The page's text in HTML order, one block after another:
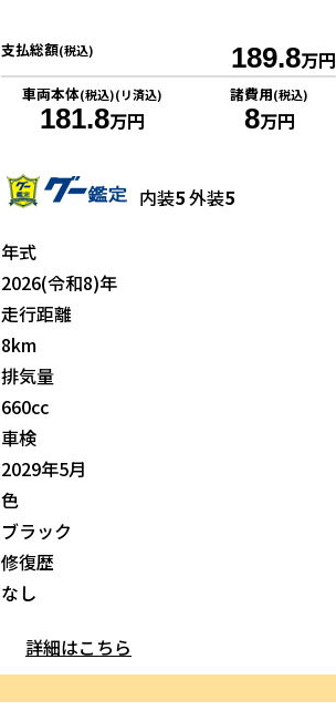
支払総額(税込) 189.8万円
車両本体(税込)(リ済込)
181.8万円
諸費用(税込)
8万円
内装5外装5
年式
2026(令和8)年
走行距離
8km
排気量
660cc
車検
2029年5月
色
ブラック
修復歴
なし
詳細はこちら